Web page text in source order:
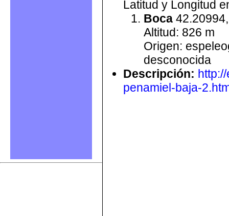
Latitud y Longitud
Boca
Altitud: 826 m
Origen:
desconocida
Descripción:
penamiel-baja-